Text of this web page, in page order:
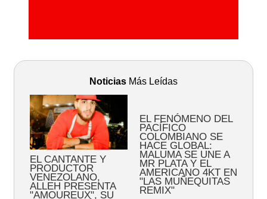
Noticias Más Leídas
EL CANTANTE Y
PRODUCTOR
VENEZOLANO,
ALLEH PRESENTA
"AMOUREUX", SU
EL FENÓMENO DEL
PACÍFICO
COLOMBIANO SE
HACE GLOBAL:
MALUMA SE UNE A
MR PLATA Y EL
AMERICANO 4KT EN
"LAS MUÑEQUITAS
REMIX"